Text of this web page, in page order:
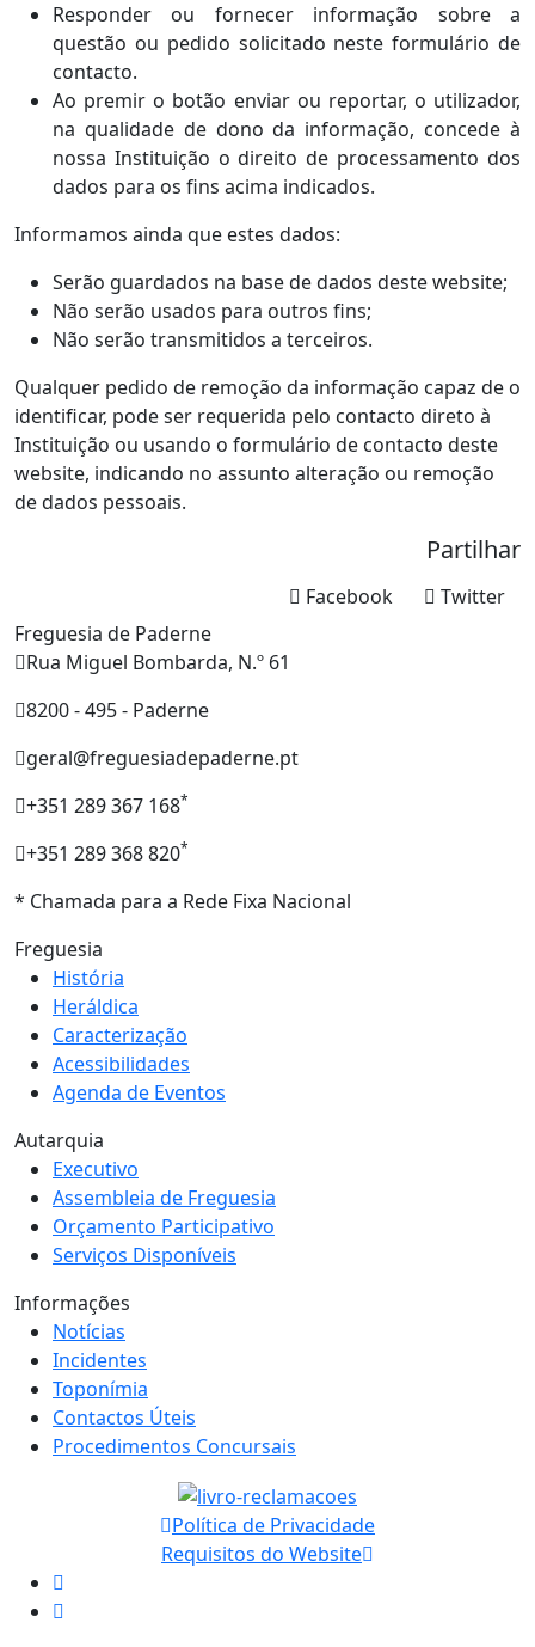
Responder ou fornecer informação sobre a
questão ou pedido solicitado neste formulário de
contacto.
Ao premir o botão enviar ou reportar, o utilizador,
na qualidade de dono da informação, concede à
nossa Instituição o direito de processamento dos
dados para os fins acima indicados.
Informamos ainda que estes dados:
Serão guardados na base de dados deste website;
Não serão usados para outros fins;
Não serão transmitidos a terceiros.
Qualquer pedido de remoção da informação capaz de o
identificar, pode ser requerida pelo contacto direto à
Instituição ou usando o formulário de contacto deste
website, indicando no assunto alteração ou remoção
de dados pessoais.
Partilhar
Twitter
Facebook
Freguesia de Paderne
Rua Miguel Bombarda, N.º 61
8200 - 495 - Paderne
geral@freguesiadepaderne.pt
+351 289 367 168*
+351 289 368 820*
* Chamada para a Rede Fixa Nacional
Freguesia
História
Heráldica
Caracterização
Acessibilidades
Agenda de Eventos
Autarquia
Executivo
Assembleia de Freguesia
Orçamento Participativo
Serviços Disponíveis
Informações
Notícias
Incidentes
Toponímia
Contactos Úteis
Procedimentos Concursais
Política de Privacidade
Requisitos do Website